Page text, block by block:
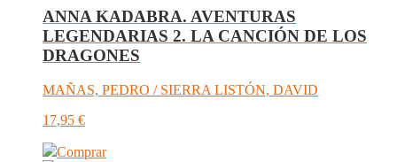
ANNA KADABRA. AVENTURAS
LEGENDARIAS 2. LA CANCIÓN DE LOS
DRAGONES
MAÑAS, PEDRO / SIERRA LISTÓN, DAVID
17,95 €
Comprar